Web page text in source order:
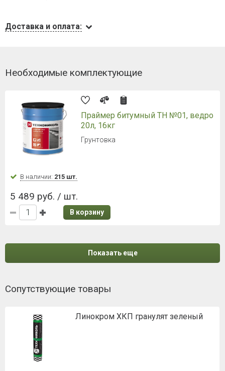
Доставка и оплата:
Необходимые комплектующие
Праймер битумный ТН №01, ведро
20л, 16кг
Грунтовка
В наличии: 215 шт.
5 489 руб. / шт.
В корзину
Показать еще
Сопутствующие товары
Линокром ХКП гранулят зеленый